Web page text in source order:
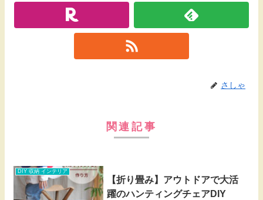
さしゃ
関連記事
DIY 収納 インテリア
【折り畳み】アウトドアで大活
躍のハンティングチェアDIY